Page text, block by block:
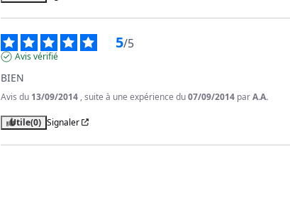
5/5
Avis vérifié
BIEN
Avis du 13/09/2014 , suite à une expérience du07/09/2014 parA.A.
Utile(0) Signaler